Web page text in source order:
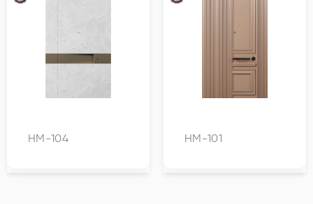
HM-104 HM-101